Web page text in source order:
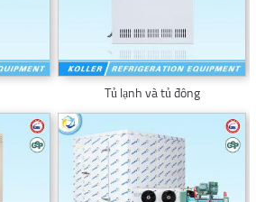
Tủ lạnh và tủ đông